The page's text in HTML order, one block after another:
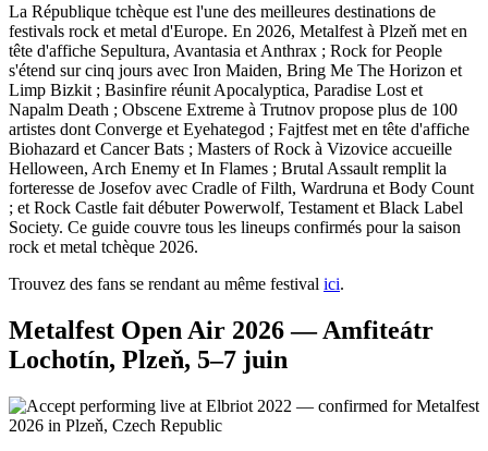
La République tchèque est l'une des meilleures destinations de
festivals rock et metal d'Europe. En 2026, Metalfest à Plzeň met en
tête d'affiche Sepultura, Avantasia et Anthrax ; Rock for People
s'étend sur cinq jours avec Iron Maiden, Bring Me The Horizon et
Limp Bizkit ; Basinfire réunit Apocalyptica, Paradise Lost et
Napalm Death ; Obscene Extreme à Trutnov propose plus de 100
artistes dont Converge et Eyehategod ; Fajtfest met en tête d'affiche
Biohazard et Cancer Bats ; Masters of Rock à Vizovice accueille
Helloween, Arch Enemy et In Flames ; Brutal Assault remplit la
forteresse de Josefov avec Cradle of Filth, Wardruna et Body Count
; et Rock Castle fait débuter Powerwolf, Testament et Black Label
Society. Ce guide couvre tous les lineups confirmés pour la saison
rock et metal tchèque 2026.
Trouvez des fans se rendant au même festival ici.
Metalfest Open Air 2026 — Amfiteátr
Lochotín, Plzeň, 5–7 juin